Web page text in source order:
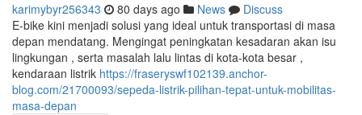
karimybyr256343 80 days ago News
Discuss
E-bike kini menjadi solusi yang ideal untuk transportasi di masa
depan mendatang. Mengingat peningkatan kesadaran akan isu
lingkungan , serta masalah lalu lintas di kota-kota besar ,
kendaraan listrik https://fraseryswf102139.anchor-
blog.com/21700093/sepeda-listrik-pilihan-tepat-untuk-mobilitas-
masa-depan